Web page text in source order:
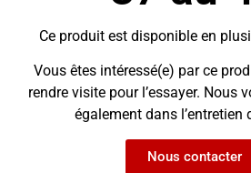
Ce produit est disponible en
Vous êtes intéressé(e) par ce
rendre visite pour l’essayer. Nous
également dans l’entretien
Nous contacter